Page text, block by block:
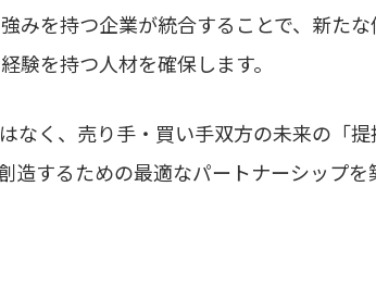
強みを持つ企業が統合することで、新たな
験を持つ人材を確保します。
なく、売り手・買い手双方の未来の「
造するための最適なパートナーシップ